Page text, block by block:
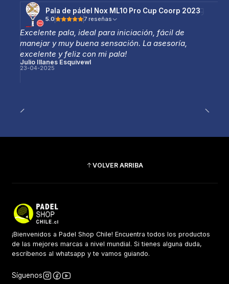
Pala de pádel Nox ML10 Pro Cup Coorp 2023
5.0 7 reseñas
Excelente pala, ideal para iniciación, fácil de
manejar y muy buena sensación. La asesoría,
excelente y feliz con mi pala!
Julio Illanes Esquivewl
23-04-2025
VOLVER ARRIBA
¡Bienvenidos a Padel Shop Chile! Encuentra todos los productos
de las mejores marcas a nivel mundial. Si tienes alguna duda,
escríbenos al whatsapp y te vamos guiando.
Síguenos